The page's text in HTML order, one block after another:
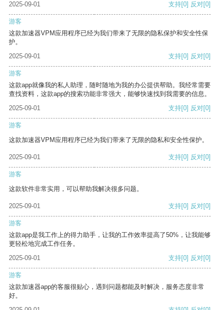
2025-09-01 支持[0] 反对[0]
游客
这款加速器VPM应用程序已经为我们带来了无限的隐私保护和安全性保
护。
2025-09-01
支持[0] 反对[0]
游客
这款app就像我的私人助理，随时随地为我的办公提供帮助。我经常需要
查找资料，这款app的搜索功能非常强大，能够快速找到我需要的信息。
2025-09-01
支持[0] 反对[0]
游客
这款加速器VPM应用程序已经为我们带来了无限的隐私和安全性保护。
2025-09-01 支持[0] 反对[0]
游客
这款软件非常实用，可以帮助我解决很多问题。
2025-09-01 支持[0] 反对[0]
游客
这款app是我工作上的得力助手，让我的工作效率提高了50%，让我能够
更轻松地完成工作任务。
2025-09-01
支持[0] 反对[0]
游客
这款加速器app的客服很贴心，遇到问题都能及时解决，服务态度非常
好。